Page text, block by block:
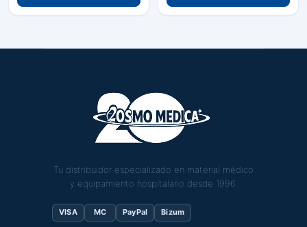
Tu distribuidor especializado en material médico
y equipamiento hospitalario desde 1996.
VISA MC PayPal Bizum